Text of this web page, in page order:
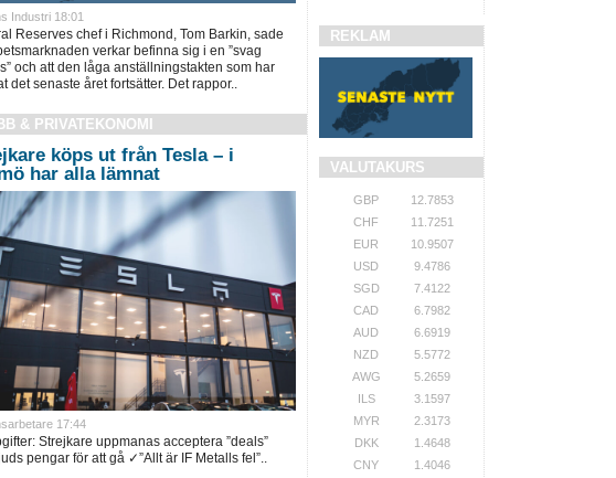
Industri 18:01
Reserves chef i Richmond, Tom Barkin, sade
verkar befinna sig i en ”svag
och att den låga anställningstakten som har
det senaste året fortsätter. Det rappor..
& PRIVATEKONOMI
köps ut från Tesla – i
har alla lämnat
17:44
Strejkare uppmanas acceptera ”deals”
pengar för att gå ✓”Allt är IF Metalls fel”..
REKLAM
VALUTAKURS
GBP
12.7853
CHF
11.7251
EUR
10.9507
USD
9.4786
SGD
7.4122
CAD
6.7982
AUD
6.6919
NZD
5.5772
AWG
5.2659
ILS
3.1597
MYR
2.3173
DKK
1.4648
CNY
1.4046